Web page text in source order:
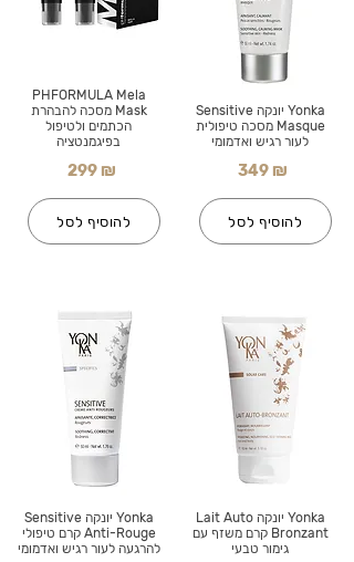
PHFORMULA Mela
Mask מסכה להבהרת
הכתמים ולטיפול
בפיגמנטציה
299 ₪
להוסיף לסל
Yonka יונקה Sensitive
Anti-Rouge קרם טיפולי
להרגעה לעור רגיש ואדמומי
Yonka יונקה Sensitive
Masque מסכה טיפולית
לעור רגיש ואדמומי
349 ₪
להוסיף לסל
Yonka יונקה Lait Auto
Bronzant קרם משזף עם
גימור טבעי